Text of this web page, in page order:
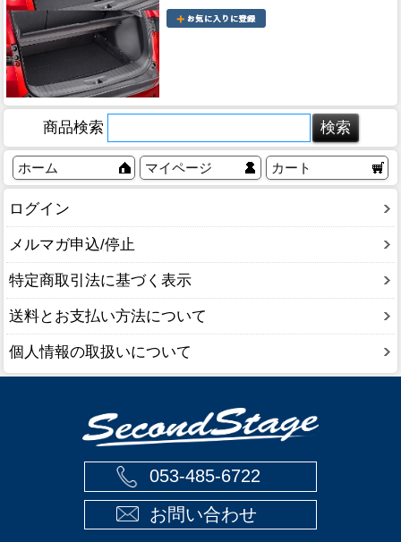
商品検索
ホーム マイページ カート
ログイン
メルマガ申込/停止
特定商取引法に基づく表示
送料とお支払い方法について
個人情報の取扱いについて
053-485-6722
お問い合わせ